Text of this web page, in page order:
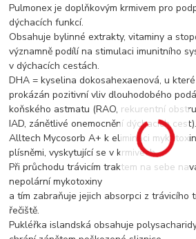
Pulmonex je doplňkovým krmivem pro
dýchacích funkcí.
Obsahuje bylinné extrakty, vitaminy a
významně podílí na stimulaci imunitního
v dýchacích cestách.
DHA = kyselina dokosahexaenová, u
prokázán pozitivní vliv dlouhodobého
koňského astmatu (RAO, rekurentní
IAD, zánětlivé onemocnění dýchacích cest).
Alltech Mycosorb A+ k eliminaci
plísněmi, vyskytující se v krmivech.
Při průchodu trávicím traktem na sebe
nepolární mykotoxiny
a tím zabraňuje jejich absorpci z trávicího
řečiště.
Pukléřka islandská obsahuje